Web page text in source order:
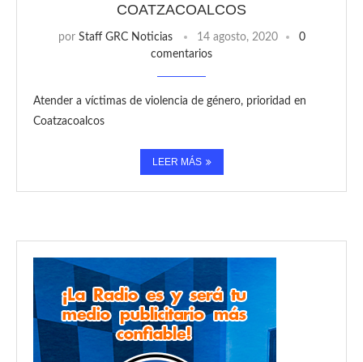
COATZACOALCOS
por Staff GRC Noticias 14 agosto, 2020
0
comentarios
Atender a víctimas de violencia de género, prioridad en
Coatzacoalcos
LEER MÁS